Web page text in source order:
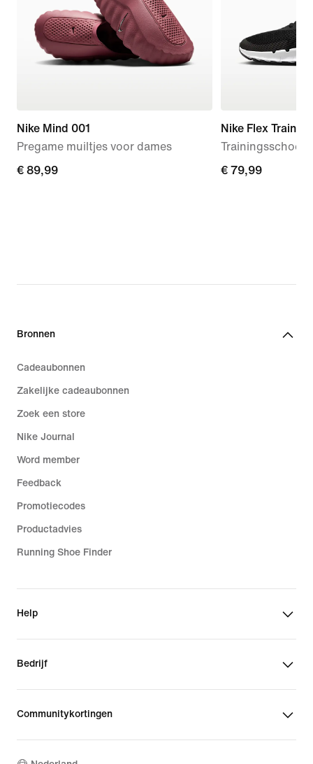
Nike Mind 001
Pregame muiltjes voor dames
€ 89,99
€ 89,99
Nike Flex Train
€ 79,99
€ 79,99
Bronnen
Cadeaubonnen
Zakelijke cadeaubonnen
Zoek een store
Nike Journal
Word member
Feedback
Promotiecodes
Productadvies
Running Shoe Finder
Help
Bedrijf
Communitykortingen